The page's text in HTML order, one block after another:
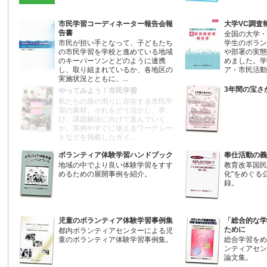
市民学習コーディネーター報告会報
告書
市民が担い手となって、子どもたち
の市民学習を学校と進めている地域
のキーパーソンとどのように連携
し、取り組まれているか、各地区の
実施状況とともに、...
大学VC調査
全国の大学
学生のボラ
や部署の実
めました。
ア・市民活
やってみよう！市民学習
私たちの身の周りに存在する市民学
習の素材。それをどう活かし、学
び、課題解決に向けて進んでいく
か。実例やすぐに使えるワークシー
トなどを掲載したガイ...
3年間の宝さ
ボランティア体験学習ハンドブック
地域の中でより良い体験学習をすす
めるための展開事例を紹介。
奉仕活動の
教育改革国
化"をめぐる
録。
児童のボランティア体験学習事例集
都内ボランティアセンターによる児
童のボランティア体験学習事例集。
「総合的な
ために
総合学習を
ンティアセ
論文集。